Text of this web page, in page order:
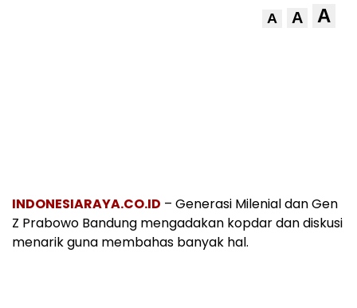
A A A
INDONESIARAYA.CO.ID – Generasi Milenial dan Gen
Z Prabowo Bandung mengadakan kopdar dan diskusi
menarik guna membahas banyak hal.